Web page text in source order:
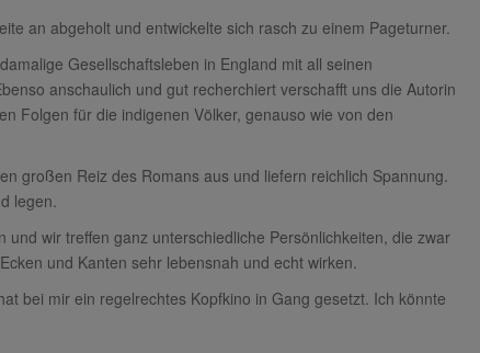
an abgeholt und entwickelte sich rasch zu einem Pageturner.
Gesellschaftsleben in England mit all seinen
anschaulich und gut recherchiert verschafft uns die Autorin
Folgen für die indigenen Völker, genauso wie von den
großen Reiz des Romans aus und liefern reichlich Spannung.
legen.
wir treffen ganz unterschiedliche Persönlichkeiten, die zwar
und Kanten sehr lebensnah und echt wirken.
bei mir ein regelrechtes Kopfkino in Gang gesetzt. Ich könnte